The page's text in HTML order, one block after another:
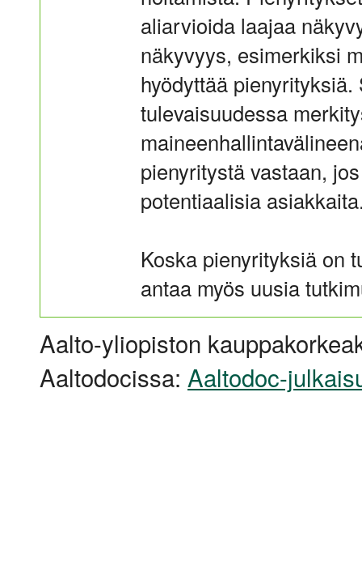
aliarvioida laajaa
näkyvyys, esimerkiksi
hyödyttää
tulevaisuudessa
pienyritystä vastaan,
potentiaalisia
Koska pienyrityksiä on
antaa myös uusia
Aalto-yliopiston
Aaltodocissa: Aaltodoc-